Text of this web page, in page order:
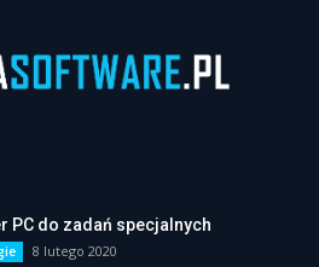
PC do zadań specjalnych
8 lutego 2020